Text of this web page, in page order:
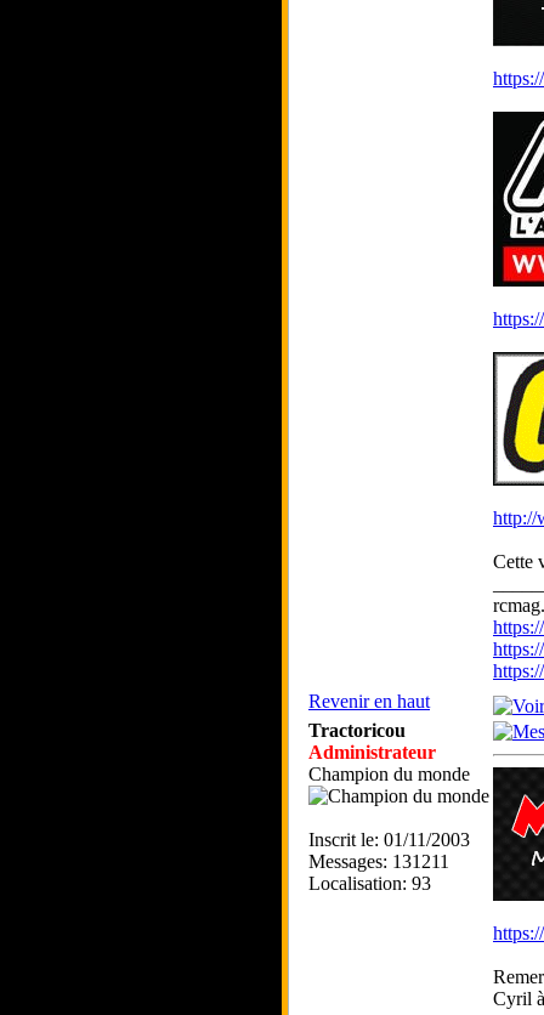
http://
Cette
Revenir en haut
Tractoricou
Administrateur
Champion du monde
Inscrit le: 01/11/2003
Messages: 131211
Localisation: 93
Cyril